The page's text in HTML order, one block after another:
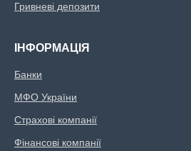
Гривневі депозити
ІНФОРМАЦІЯ
Банки
МФО України
Страхові компанії
Фінансові компанії